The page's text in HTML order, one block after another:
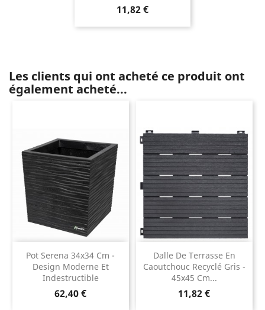
Prix
11,82 €
Les clients qui ont acheté ce produit ont
également acheté...
Pot Serena 34x34 Cm -
Design Moderne Et
Indestructible
Prix
62,40 €
Dalle De Terrasse En
Caoutchouc Recyclé Gris -
45x45 Cm...
Prix
11,82 €